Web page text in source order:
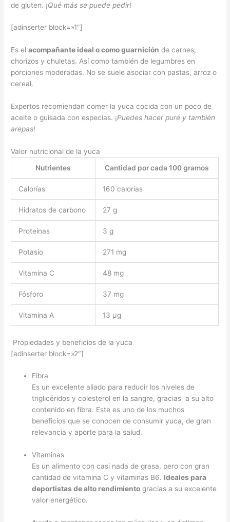
de gluten. ¡Qué más se puede pedir!
[adinserter block=»1″]
Es elacompañante ideal o como guarnición de carnes,
chorizos y chuletas. Así como también de legumbres en
porciones moderadas. No se suele asociar con pastas, arroz o
cereal.
Expertos recomiendan comer la yuca cocida con un poco de
aceite o guisada con especias. ¡Puedes hacer puré y también
arepas!
Valor nutricional de la yuca
Nutrientes
Cantidad por cada 100 gramos
Calorías 160 calorías
Hidratos de carbono 27 g
Proteínas 3 g
Potasio 271 mg
Vitamina C 48 mg
Fósforo 37 mg
Vitamina A 13 μg
Propiedades y beneficios de la yuca
[adinserter block=»2″]
Fibra
Es un excelente aliado para reducir los niveles de
triglicéridos y colesterol en la sangre, gracias a su alto
contenido en fibra. Este es uno de los muchos
beneficios que se conocen de consumir yuca, de gran
relevancia y aporte para la salud.
Vitaminas
Es un alimento con casi nada de grasa, pero con gran
cantidad de vitamina C y vitaminas B6. Ideales para
deportistas de alto rendimiento gracias a su excelente
valor energético.